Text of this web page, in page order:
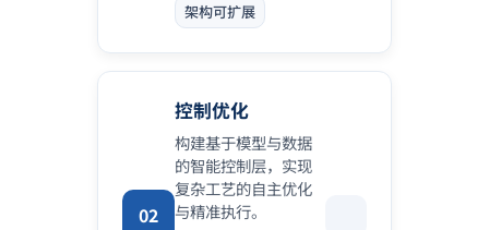
架构可扩展
02
控制优化
构建基于模型与数据
的智能控制层，实现
复杂工艺的自主优化
与精准执行。